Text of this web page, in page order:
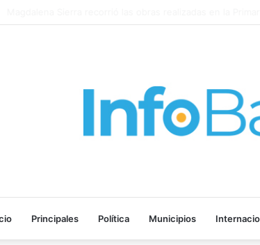
Principales Política Municipios